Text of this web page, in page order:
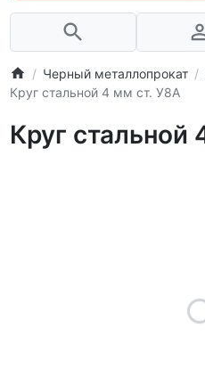
Черный металлопрокат
Круг стальной 4 мм ст. У8А
Круг стальной